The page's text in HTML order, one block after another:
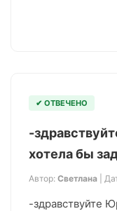
✔ ОТВЕЧЕНО
-
хотела бы
Автор: Светлана |
-здравствуйте